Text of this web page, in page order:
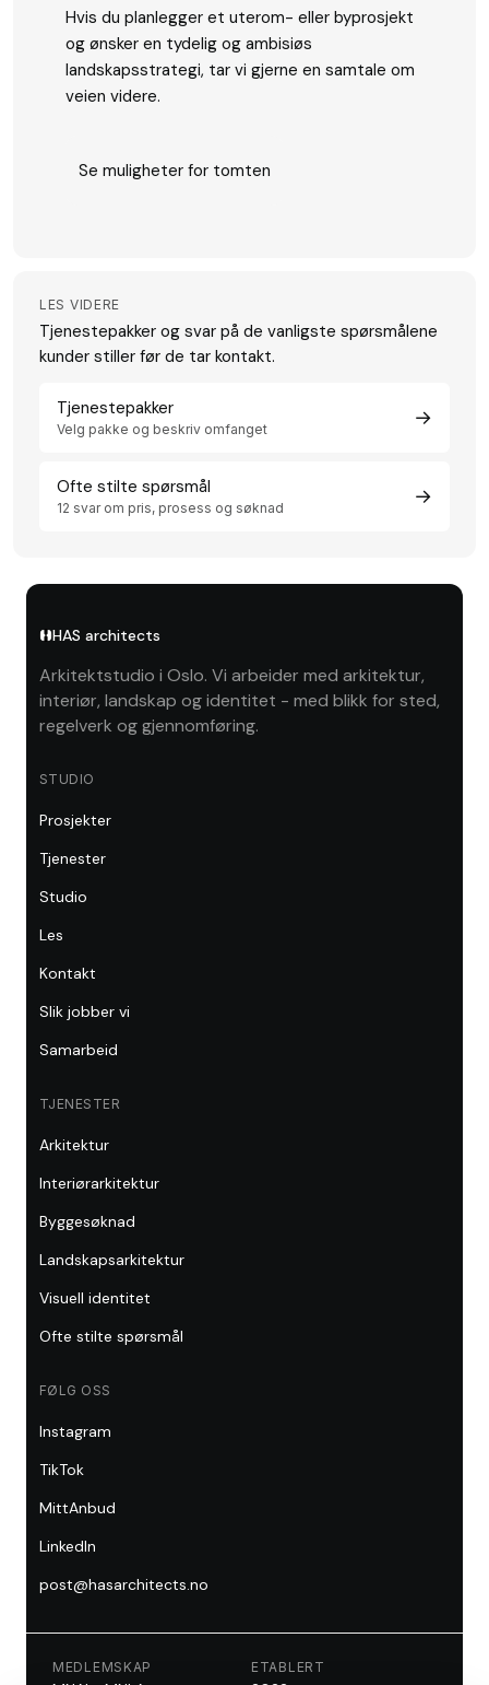
Hvis du planlegger et uterom- eller byprosjekt
og ønsker en tydelig og ambisiøs
landskapsstrategi, tar vi gjerne en samtale om
veien videre.
Se muligheter for tomten
LES VIDERE
Tjenestepakker og svar på de vanligste spørsmålene
kunder stiller før de tar kontakt.
Tjenestepakker
Velg pakke og beskriv omfanget →
Ofte stilte spørsmål
12 svar om pris, prosess og søknad →
HAS architects
Arkitektstudio i Oslo. Vi arbeider med arkitektur,
interiør, landskap og identitet - med blikk for sted,
regelverk og gjennomføring.
STUDIO
Prosjekter
Tjenester
Studio
Les
Kontakt
Slik jobber vi
Samarbeid
TJENESTER
Arkitektur
Interiørarkitektur
Byggesøknad
Landskapsarkitektur
Visuell identitet
Ofte stilte spørsmål
FØLG OSS
Instagram
TikTok
MittAnbud
LinkedIn
post@hasarchitects.no
MEDLEMSKAP ETABLERT